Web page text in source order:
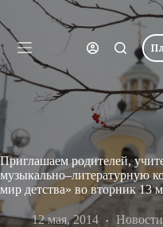
Перейти
к
сути
Ничего
не
найдено
Главная
Новости
школе
Учеба
Пресс-
центр
Хоровая
Имя пользователя или Email
Пароль
Запомнить меня Забыли
Вход
Имя пользователя или Email
Приглашаем родителей,
музыкально–литературную
мир детства» во вторник 13
12 мая, 2014 Новости